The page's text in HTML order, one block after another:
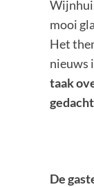
mooi
Het
nieuws
taak
De